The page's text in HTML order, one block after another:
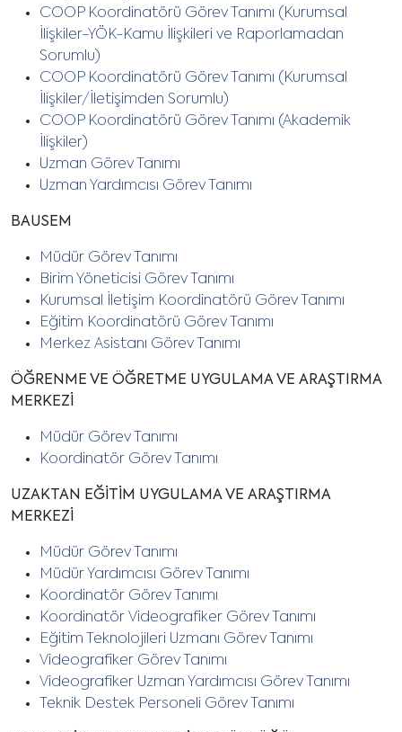
COOP Koordinatörü Görev Tanımı (Kurumsal
İlişkiler-YÖK-Kamu İlişkileri ve Raporlamadan
Sorumlu)
COOP Koordinatörü Görev Tanımı (Kurumsal
İlişkiler/İletişimden Sorumlu)
COOP Koordinatörü Görev Tanımı (Akademik
İlişkiler)
Uzman Görev Tanımı
Uzman Yardımcısı Görev Tanımı
BAUSEM
Müdür Görev Tanımı
Birim Yöneticisi Görev Tanımı
Kurumsal İletişim Koordinatörü Görev Tanımı
Eğitim Koordinatörü Görev Tanımı
Merkez Asistanı Görev Tanımı
ÖĞRENME VE ÖĞRETME UYGULAMA VE ARAŞTIRMA
MERKEZİ
Müdür Görev Tanımı
Koordinatör Görev Tanımı
UZAKTAN EĞİTİM UYGULAMA VE ARAŞTIRMA
MERKEZİ
Müdür Görev Tanımı
Müdür Yardımcısı Görev Tanımı
Koordinatör Görev Tanımı
Koordinatör Videografiker Görev Tanımı
Eğitim Teknolojileri Uzmanı Görev Tanımı
Videografiker Görev Tanımı
Videografiker Uzman Yardımcısı Görev Tanımı
Teknik Destek Personeli Görev Tanımı